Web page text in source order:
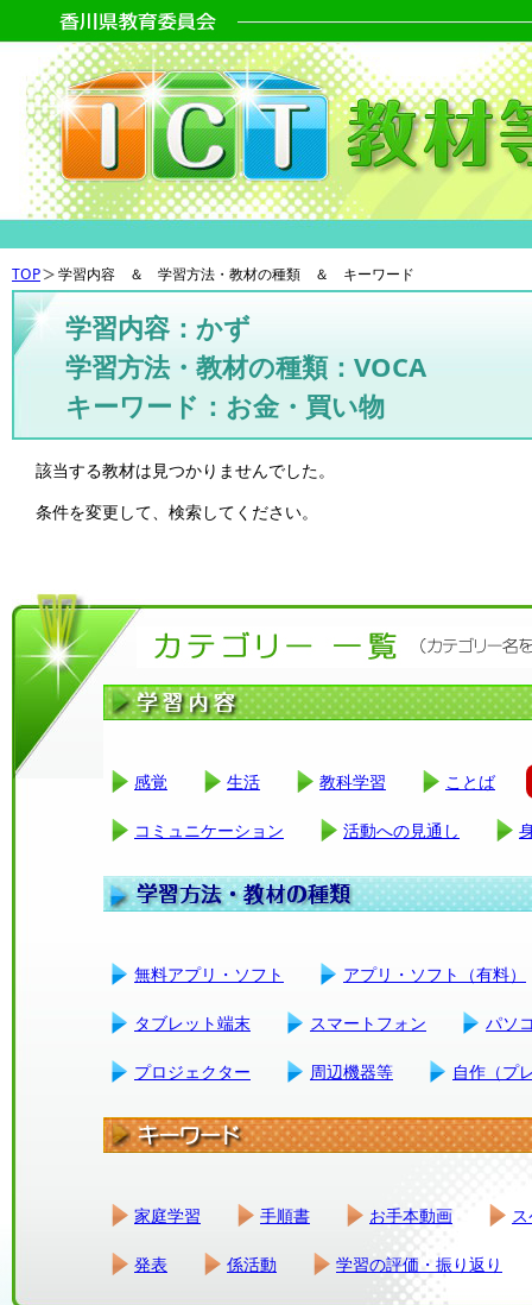
TOP 学習内容 ＆ 学習方法・教材の種類 ＆ キーワード
学習内容：かず
学習方法・教材の種類：VOCA
キーワード：お金・買い物
該当する教材は見つかりませんでした。
条件を変更して、検索してください。
感覚 生活 教科学習 ことば
コミュニケーション 活動への見通し
無料アプリ・ソフト アプリ・ソフト（有料）
タブレット端末 スマートフォン パソ
プロジェクター 周辺機器等 自作（プ
家庭学習 手順書 お手本動画
発表 係活動 学習の評価・振り返り